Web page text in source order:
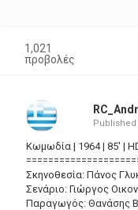
1,021
προβολές
Published
Κωμωδία | 1964 | 85' |
Σκηνοθεσία: Πάνος
Σενάριο: Γιώργος
Παραγωγός: Θανάσης